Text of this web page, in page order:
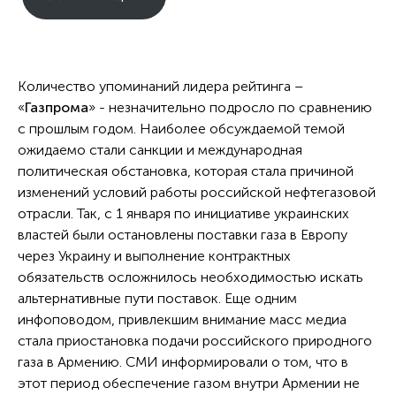
Количество упоминаний лидера рейтинга –
«Газпрома» - незначительно подросло по сравнению
с прошлым годом. Наиболее обсуждаемой темой
ожидаемо стали санкции и международная
политическая обстановка, которая стала причиной
изменений условий работы российской нефтегазовой
отрасли. Так, с 1 января по инициативе украинских
властей были остановлены поставки газа в Европу
через Украину и выполнение контрактных
обязательств осложнилось необходимостью искать
альтернативные пути поставок. Еще одним
инфоповодом, привлекшим внимание масс медиа
стала приостановка подачи российского природного
газа в Армению. СМИ информировали о том, что в
этот период обеспечение газом внутри Армении не